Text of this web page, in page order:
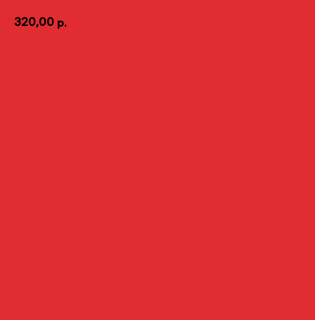
320,00 р.